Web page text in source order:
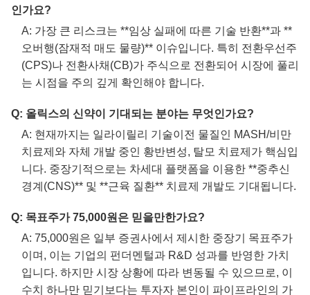
인가요?
A: 가장 큰 리스크는 **임상 실패에 따른 기술 반환**과 **
오버행(잠재적 매도 물량)** 이슈입니다. 특히 전환우선주
(CPS)나 전환사채(CB)가 주식으로 전환되어 시장에 풀리
는 시점을 주의 깊게 확인해야 합니다.
Q: 올릭스의 신약이 기대되는 분야는 무엇인가요?
A: 현재까지는 일라이릴리 기술이전 물질인 MASH/비만
치료제와 자체 개발 중인 황반변성, 탈모 치료제가 핵심입
니다. 중장기적으로는 차세대 플랫폼을 이용한 **중추신
경계(CNS)** 및 **근육 질환** 치료제 개발도 기대됩니다.
Q: 목표주가 75,000원은 믿을만한가요?
A: 75,000원은 일부 증권사에서 제시한 중장기 목표주가
이며, 이는 기업의 펀더멘털과 R&D 성과를 반영한 가치
입니다. 하지만 시장 상황에 따라 변동될 수 있으므로, 이
수치 하나만 믿기보다는 투자자 본인이 파이프라인의 가